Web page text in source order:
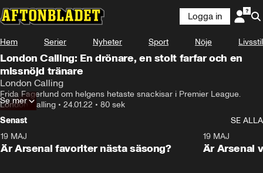
Logga in
Hem Serier Nyheter Sport Nöje Livsstil
London Calling: En drönare, en stolt farfar och en
missnöjd tränare
London Calling
Frida Fagerlund om helgens hetaste snackisar i Premier League.
London Calling • 24.01.22 • 80 sek
Se mer
Senast
SE ALLA
19 MAJ
Är Arsenal favoriter nästa säsong?
19 MAJ
Är Arsenal